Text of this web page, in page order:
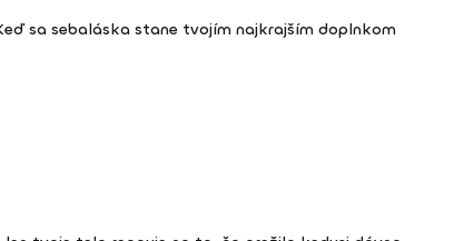
sa sebaláska stane tvojím najkrajším doplnkom